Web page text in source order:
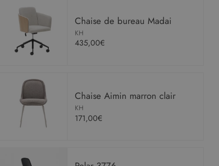
Chaise de bureau Madai
KH
435,00€
Chaise Aimin marron clair
KH
171,00€